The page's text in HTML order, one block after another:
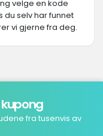
velge en kode
du selv har funnet
vi gjerne fra deg.
fra tusenvis av